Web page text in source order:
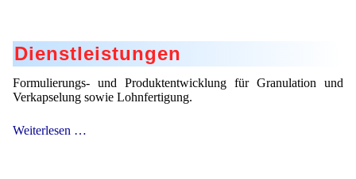
Drip Casting Technologies at BRACE - An overview
(Movie)
Dienstleistungen
Formulierungs- und Produktentwicklung für Granulation und
Verkapselung sowie Lohnfertigung.
Weiterlesen …